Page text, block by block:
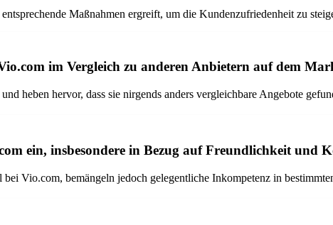
Maßnahmen ergreift, um die Kundenzufriedenheit zu
im Vergleich zu anderen Anbietern auf dem
heben hervor, dass sie nirgends anders vergleichbare Angebote
ein, insbesondere in Bezug auf Freundlichkeit und
Vio.com, bemängeln jedoch gelegentliche Inkompetenz in